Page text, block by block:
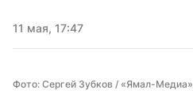
11 мая, 17:47
Фото: Сергей Зубков / «Ямал-Медиа»